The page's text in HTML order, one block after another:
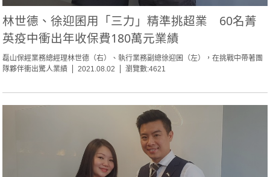
林世德、徐迎囷用「三力」精準挑超業 60名菁
英疫中衝出年收保費180萬元業績
磊山保經業務總經理林世德（右）、執行業務副總徐迎囷（左），在挑戰中帶著團
隊夥伴衝出驚人業績
2021.08.02 瀏覽數:4621